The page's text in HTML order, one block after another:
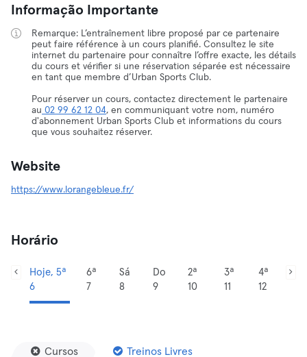
Informação Importante
Remarque: L’entraînement libre proposé par ce partenaire
peut faire référence à un cours planifié. Consultez le site
internet du partenaire pour connaître l’offre exacte, les détails
du cours et vérifier si une réservation séparée est nécessaire
en tant que membre d’Urban Sports Club.
Pour réserver un cours, contactez directement le partenaire
au 02 99 62 12 04, en communiquant votre nom, numéro
d'abonnement Urban Sports Club et informations du cours
que vous souhaitez réserver.
Website
https://www.lorangebleue.fr/
Horário
Hoje, 5ª
6
6ª
7
Sá
8
Do
9
2ª
10
3ª
11
4ª
12
Cursos Treinos Livres